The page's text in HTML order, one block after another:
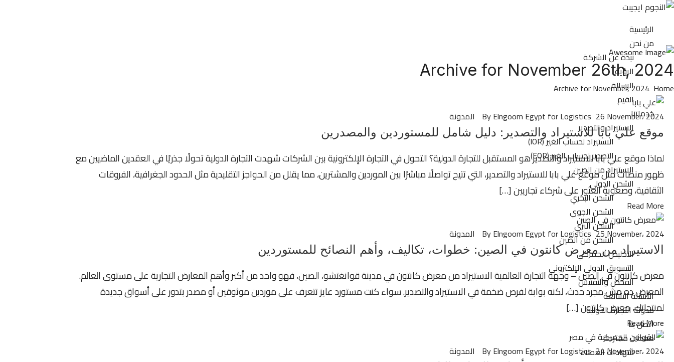
الرئيسية
من نحن
نبذة عن الشركة
الرؤية
الرسالة
القيم
خدماتنا
الاستيراد والتصدير
الاستيراد لحساب الغير (IOR)
التصدير لحساب الغير (EOR)
الاستيراد من الصين
الشحن الدولي
الشحن البحري
الشحن الجوي
الشحن البري
الشحن من الصين
التخليص الجمركي
التسويق الدولي الإلكتروني
الفحص والتفتيش
الأسئلة الشائعة
مدونة التجارة الدولية
اتصل بنا
صفحات مقترحة
شهادات العملاء
Archive for November 26th, 2024
Home
Archive for November, 2024
By Elngoom Egypt for Logistics 26 November، 2024 المدونة
موقع علي بابا للاستيراد والتصدير: دليل شامل للمستوردين والمصدرين
لماذا موقع علي بابا للاستيراد والتصدير هو المستقبل للتجارة الدولية؟ التحول في التجارة الإلكترونية بين الشركات شهدت التجارة الدولية تحولًا جذريًا في العقدين الماضيين مع
ظهور منصات مثل موقع علي بابا للاستيراد والتصدير، التي تتيح تواصلًا مباشرًا بين الموردين والمشترين، مما يقلل من الحواجز التقليدية مثل الحدود الجغرافية، الفروقات
الثقافية، وصعوبة العثور على شركاء تجاريين […]
Read More
By Elngoom Egypt for Logistics 25 November، 2024 المدونة
الاستيراد من معرض كانتون في الصين: خطوات، تكاليف، وأهم النصائح للمستوردين
معرض كانتون في الصين – وجهة التجارة العالمية الاستيراد من معرض كانتون في مدينة قوانغتشو، الصين، فهو واحد من أكبر وأهم المعارض التجارية على مستوى العالم.
المعرض ده مش مجرد حدث، لكنه بوابة لفرص ضخمة في الاستيراد والتصدير. سواء كنت مستورد عايز تتعرف على موردين موثوقين أو مصدر بتدور على أسواق جديدة
لمنتجاتك، معرض كانتون […]
Read More
By Elngoom Egypt for Logistics 24 November، 2024 المدونة